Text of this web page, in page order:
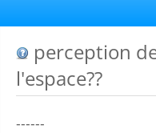
perception
l'espace??
------